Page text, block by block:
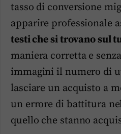
tasso di conversione
apparire professionale
testi che si trovano sul
maniera corretta e
immagini il numero di
lasciare un acquisto a
un errore di battitura
quello che stanno